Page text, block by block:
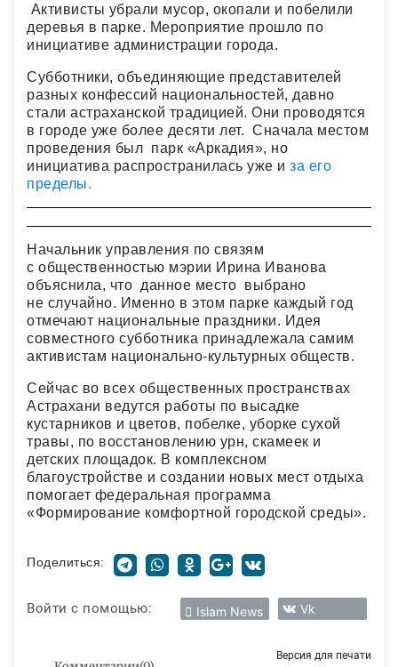
Активисты убрали мусор, окопали и побелили
деревья в парке. Мероприятие прошло по
инициативе администрации города.
Субботники, объединяющие представителей
разных конфессий национальностей, давно
стали астраханской традицией. Они проводятся
в городе уже более десяти лет. Сначала местом
проведения был парк «Аркадия», но
инициатива распространилась уже и за его
пределы.
Начальник управления по связям
с общественностью мэрии Ирина Иванова
объяснила, что данное место выбрано
не случайно. Именно в этом парке каждый год
отмечают национальные праздники. Идея
совместного субботника принадлежала самим
активистам национально-культурных обществ.
Сейчас во всех общественных пространствах
Астрахани ведутся работы по высадке
кустарников и цветов, побелке, уборке сухой
травы, по восстановлению урн, скамеек и
детских площадок. В комплексном
благоустройстве и создании новых мест отдыха
помогает федеральная программа
«Формирование комфортной городской среды».
Поделиться:
Войти с помощью: Islam News Vk
Версия для печати